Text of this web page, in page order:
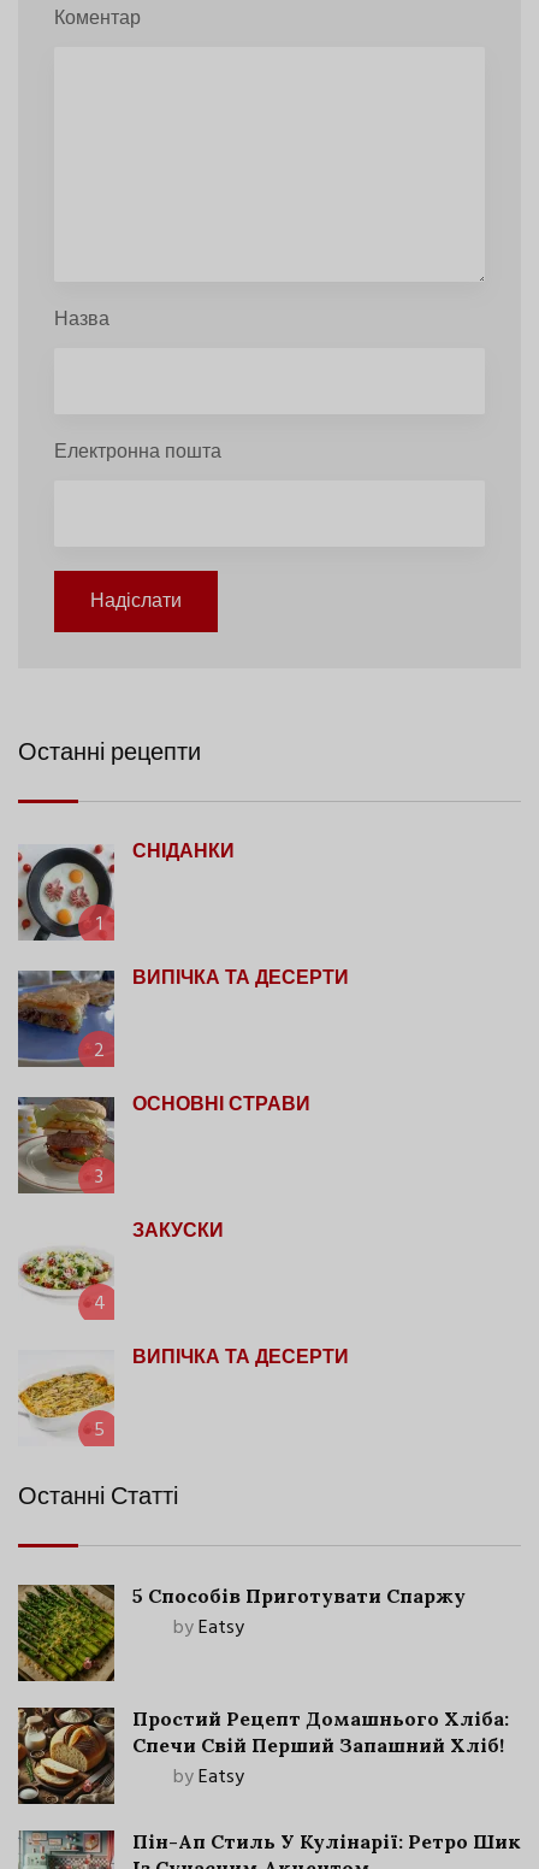
Коментар
Назва
Електронна пошта
Надіслати
Останні рецепти
1
СНІДАНКИ
2
ВИПІЧКА ТА ДЕСЕРТИ
3
ОСНОВНІ СТРАВИ
4
ЗАКУСКИ
5
ВИПІЧКА ТА ДЕСЕРТИ
Останні Статті
5 Способів Приготувати Спаржу
byEatsy
Простий Рецепт Домашнього Хліба:
Спечи Свій Перший Запашний Хліб!
byEatsy
Пін-Ап Стиль У Кулінарії: Ретро Шик